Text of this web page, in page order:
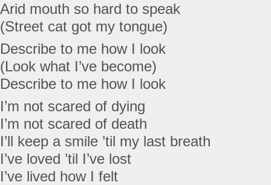
Arid mouth so hard to speak
(Street cat got my tongue)
Describe to me how I look
(Look what I’ve become)
Describe to me how I look
I’m not scared of dying
I’m not scared of death
I’ll keep a smile ’til my last breath
I’ve loved ’til I’ve lost
I’ve lived how I felt